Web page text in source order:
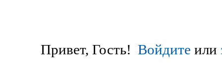
Привет, Гость! Войдите или